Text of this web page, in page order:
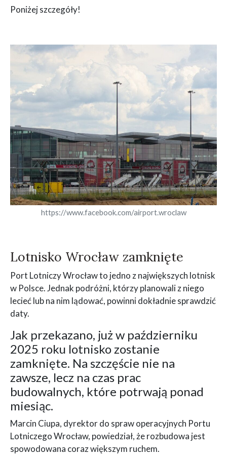
Poniżej szczegóły!
https://www.facebook.com/airport.wroclaw
Lotnisko Wrocław zamknięte
Port Lotniczy Wrocław to jedno z największych lotnisk
w Polsce. Jednak podróżni, którzy planowali z niego
lecieć lub na nim lądować, powinni dokładnie sprawdzić
daty.
Jak przekazano, już w październiku
2025 roku lotnisko zostanie
zamknięte. Na szczęście nie na
zawsze, lecz na czas prac
budowalnych, które potrwają ponad
miesiąc.
Marcin Ciupa, dyrektor do spraw operacyjnych Portu
Lotniczego Wrocław, powiedział, że rozbudowa jest
spowodowana coraz większym ruchem.